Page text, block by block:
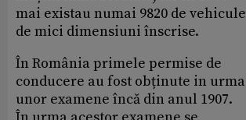
mai existau numai 9820 de vehicule
de mici dimensiuni înscrise.
În România primele permise de
conducere au fost obținute in urma
unor examene încă din anul 1907.